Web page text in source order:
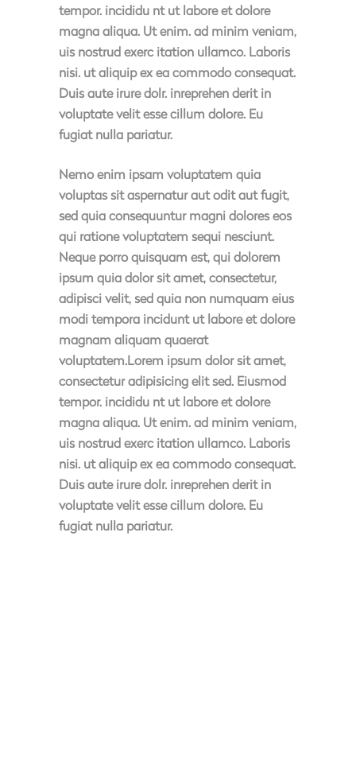
tempor. incididu nt ut labore et dolore
magna aliqua. Ut enim. ad minim veniam,
uis nostrud exerc itation ullamco. Laboris
nisi. ut aliquip ex ea commodo consequat.
Duis aute irure dolr. inreprehen derit in
voluptate velit esse cillum dolore. Eu
fugiat nulla pariatur.
Nemo enim ipsam voluptatem quia
voluptas sit aspernatur aut odit aut fugit,
sed quia consequuntur magni dolores eos
qui ratione voluptatem sequi nesciunt.
Neque porro quisquam est, qui dolorem
ipsum quia dolor sit amet, consectetur,
adipisci velit, sed quia non numquam eius
modi tempora incidunt ut labore et dolore
magnam aliquam quaerat
voluptatem.Lorem ipsum dolor sit amet,
consectetur adipisicing elit sed. Eiusmod
tempor. incididu nt ut labore et dolore
magna aliqua. Ut enim. ad minim veniam,
uis nostrud exerc itation ullamco. Laboris
nisi. ut aliquip ex ea commodo consequat.
Duis aute irure dolr. inreprehen derit in
voluptate velit esse cillum dolore. Eu
fugiat nulla pariatur.